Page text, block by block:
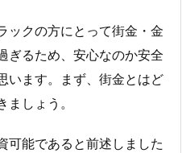
ックの方にとって街金・金
ぎるため、安心なのか安全
います。まず、街金とはど
しょう。
可能であると前述しました